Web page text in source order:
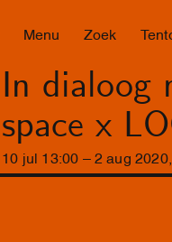
Menu Zoek
In dialoog
space x
10 jul 13 :00 2 aug 2020